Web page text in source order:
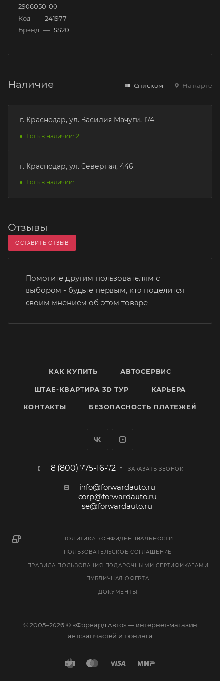
2906050-00
Код — 241977
Бренд — SS20
Наличие Списком На карте
г. Краснодар, ул. Василия Мачуги, 174
Есть в наличии: 2
г. Краснодар, ул. Северная, 446
Есть в наличии: 1
Отзывы
ОСТАВИТЬ ОТЗЫВ
Помогите другим пользователям с
выбором - будьте первым, кто поделится
своим мнением об этом товаре
КАК КУПИТЬ АВТОСЕРВИС
ШТАБ-КВАРТИРА 3D ТУР КАРЬЕРА
КОНТАКТЫ БЕЗОПАСНОСТЬ ПЛАТЕЖЕЙ
8 (800) 775-16-72 ЗАКАЗАТЬ ЗВОНОК
info@forwardauto.ru
corp@forwardauto.ru
se@forwardauto.ru
ПОЛИТИКА КОНФИДЕНЦИАЛЬНОСТИ
ПОЛЬЗОВАТЕЛЬСКОЕ СОГЛАШЕНИЕ
ПРАВИЛА ПОЛЬЗОВАНИЯ ПОДАРОЧНЫМИ СЕРТИФИКАТАМИ
ПУБЛИЧНАЯ ОФЕРТА
ДОКУМЕНТЫ
© 2005–2026 © «Форвард Авто» — интернет-магазин
автозапчастей и тюнинга